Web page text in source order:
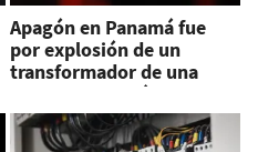
Apagón en Panamá fue
por explosión de un
transformador de una
planta termoeléctrica